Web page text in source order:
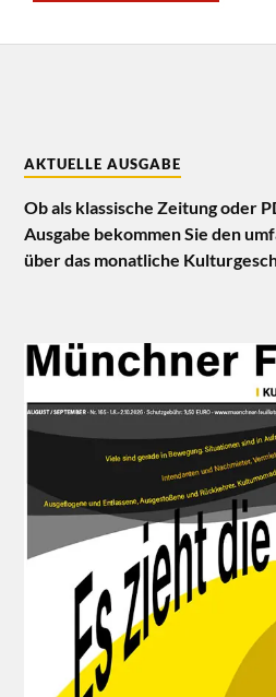
AKTUELLE AUSGABE
Ob als klassische Zeitung oder
Ausgabe bekommen Sie den
über das monatliche